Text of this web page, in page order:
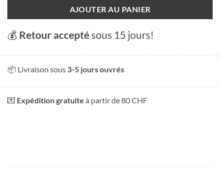
AJOUTER AU PANIER
💰 Retour acceptésous 15 jours!
📦 Livraison sous 3-5 jours ouvrés
💌 Expédition gratuite à partir de 80 CHF